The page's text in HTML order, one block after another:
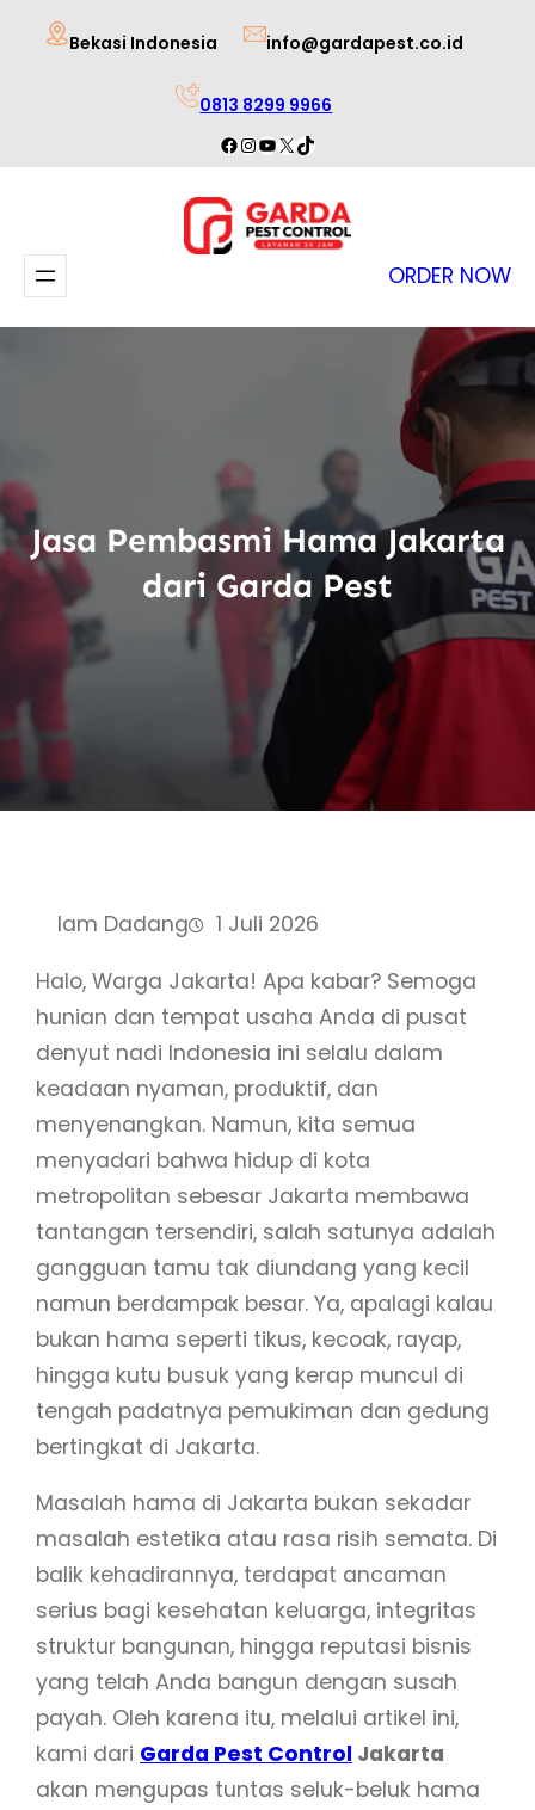
Lewati
Bekasi Indonesia info@gardapest.co.id
0813 8299 9966
Facebook
Instagram
YouTube
X TikTok
ORDER NOW
Jasa Pembasmi Hama Jakarta
dari Garda Pest
Iam Dadang
1 Juli 2026
Halo, Warga Jakarta! Apa kabar? Semoga
hunian dan tempat usaha Anda di pusat
denyut nadi Indonesia ini selalu dalam
keadaan nyaman, produktif, dan
menyenangkan. Namun, kita semua
menyadari bahwa hidup di kota
metropolitan sebesar Jakarta membawa
tantangan tersendiri, salah satunya adalah
gangguan tamu tak diundang yang kecil
namun berdampak besar. Ya, apalagi kalau
bukan hama seperti tikus, kecoak, rayap,
hingga kutu busuk yang kerap muncul di
tengah padatnya pemukiman dan gedung
bertingkat di Jakarta.
Masalah hama di Jakarta bukan sekadar
masalah estetika atau rasa risih semata. Di
balik kehadirannya, terdapat ancaman
serius bagi kesehatan keluarga, integritas
struktur bangunan, hingga reputasi bisnis
yang telah Anda bangun dengan susah
payah. Oleh karena itu, melalui artikel ini,
kami dari Garda Pest Control Jakarta
akan mengupas tuntas seluk-beluk hama